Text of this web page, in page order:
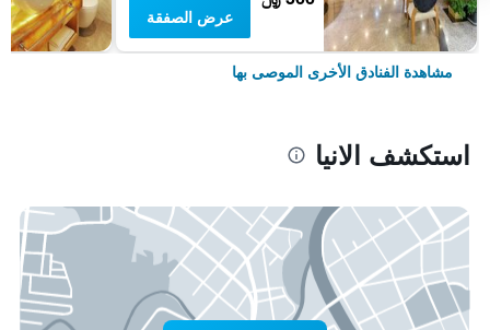
عرض الصفقة
مشاهدة الفنادق الأخرى الموصى بها
استكشف الانيا